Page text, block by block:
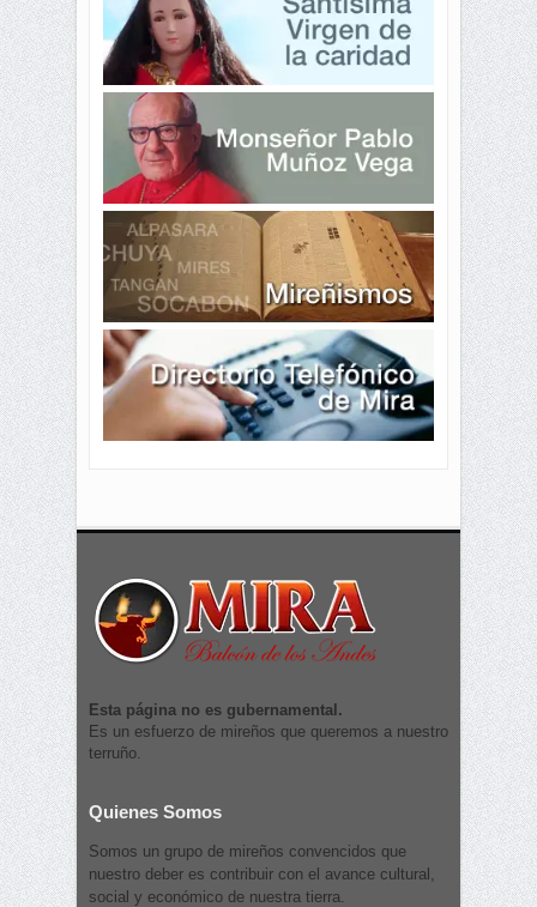
Esta página no es gubernamental.
Es un esfuerzo de mireños que queremos a nuestro
terruño.
Quienes Somos
Somos un grupo de mireños convencidos que
nuestro deber es contribuir con el avance cultural,
social y económico de nuestra tierra.